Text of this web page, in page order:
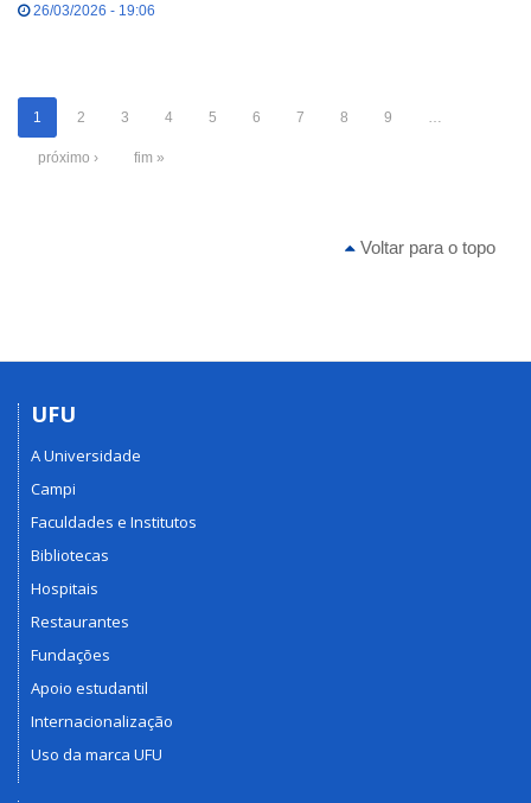
26/03/2026 - 19:06
1 2 3 4 5 6 7 8 9 …
próximo › fim »
Voltar para o topo
UFU
A Universidade
Campi
Faculdades e Institutos
Bibliotecas
Hospitais
Restaurantes
Fundações
Apoio estudantil
Internacionalização
Uso da marca UFU